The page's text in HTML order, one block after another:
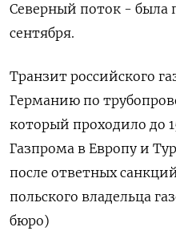
Северный поток - была
сентября.
Транзит российского
Германию по
который проходило до
Газпрома в Европу и
после ответных
польского владельца
бюро)